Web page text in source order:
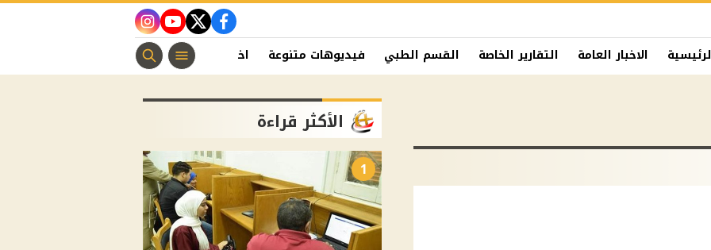
facebook
twitter
youtube
instagram
الاخبار العامة التقارير الخاصة القسم الطبي فيديوهات متنوعة اخبار الفن منوعات مسيحية
الأكثر قراءة
1